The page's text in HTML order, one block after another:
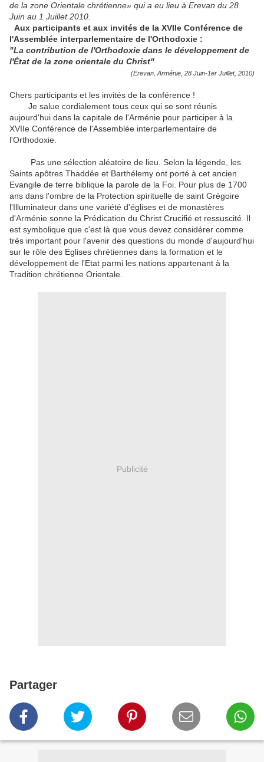
de la zone Orientale chrétienne» qui a eu lieu à Erevan du 28
Juin au 1 Juillet 2010.
Aux participants et aux invités de la XVIIe Conférence de
l'Assemblée interparlementaire de l'Orthodoxie :
"La contribution de l'Orthodoxie dans le développement de
l'État de la zone orientale du Christ"
(Erevan, Arménie, 28 Juin-1er Juillet, 2010)
Chers participants et les invités de la conférence !
Je salue cordialement tous ceux qui se sont réunis
aujourd'hui dans la capitale de l'Arménie pour participer à la
XVIIe Conférence de l'Assemblée interparlementaire de
l'Orthodoxie.
Pas une sélection aléatoire de lieu. Selon la légende, les
Saints apôtres Thaddée et Barthélemy ont porté à cet ancien
Evangile de terre biblique la parole de la Foi. Pour plus de 1700
ans dans l'ombre de la Protection spirituelle de saint Grégoire
l'Illuminateur dans une variété d'églises et de monastères
d'Arménie sonne la Prédication du Christ Crucifié et ressuscité. Il
est symbolique que c'est là que vous devez considérer comme
très important pour l'avenir des questions du monde d'aujourd'hui
sur le rôle des Eglises chrétiennes dans la formation et le
développement de l'Etat parmi les nations appartenant à la
Tradition chrétienne Orientale.
Publicité
Partager